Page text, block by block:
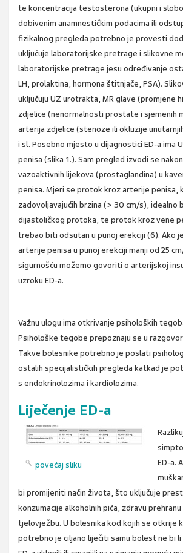
te koncentracija testosterona (ukupni i
dobivenim anamnestičkim podacima ili
fizikalnog pregleda potrebno je provesti
uključuje laboratorijske pretrage i slikovne
laboratorijske pretrage jesu određivanje
LH, prolaktina, hormona štitnjače, PSA).
uključuju UZ urotrakta, MR glave (promjene
zdjelice (nenormalnosti prostate i sjemenih
arterija zdjelice (stenoze ili okluzije
i sl. Posebno mjesto u dijagnostici ED-a ima
penisa (slika 1.). Sam pregled izvodi se
vazoaktivnih lijekova (prostaglandina) u
penisa. Mjeri se protok kroz arterije penisa,
zadovoljavajućih brzina (> 30 cm/s), idealno
dijastoličkog protoka, te protok kroz vene
trebao biti odsutan u punoj erekciji (6). Ako
arterije penisa u punoj erekciji manji od 25
sigurnošću možemo govoriti o arterijskoj
uzroku ED-a.
Važnu ulogu ima otkrivanje psiholoških
Psihološke tegobe prepoznaju se u
Takve bolesnike potrebno je poslati
ostalih specijalističkih pregleda katkad je
s endokrinolozima i kardiolozima.
Liječenje ED-a
povećaj sliku
ED-a.
bi promijeniti način života, što uključuje
konzumacije alkoholnih pića, zdravu
tjelovježbu. U bolesnika kod kojih se otkrije
potrebno je ciljano liječiti samu bolest ne bi li